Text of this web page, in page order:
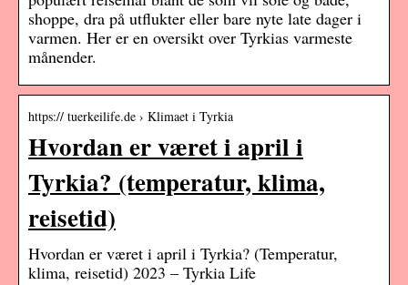
shoppe, dra på utflukter eller bare nyte late dager i
varmen. Her er en oversikt over Tyrkias varmeste
månender.
https:// tuerkeilife.de › Klimaet i Tyrkia
Hvordan er været i april i
Tyrkia? (temperatur, klima,
reisetid)
Hvordan er været i april i Tyrkia? (Temperatur,
klima, reisetid) 2023 – Tyrkia Life